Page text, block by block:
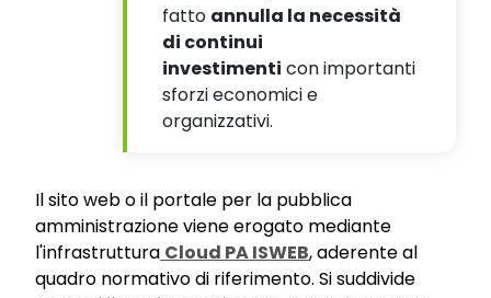
fatto annulla la necessità
di continui
investimenti con importanti
sforzi economici e
organizzativi.
Il sito web o il portale per la pubblica
amministrazione viene erogato mediante
l'infrastruttura Cloud PA ISWEB, aderente al
quadro normativo di riferimento. Si suddivide